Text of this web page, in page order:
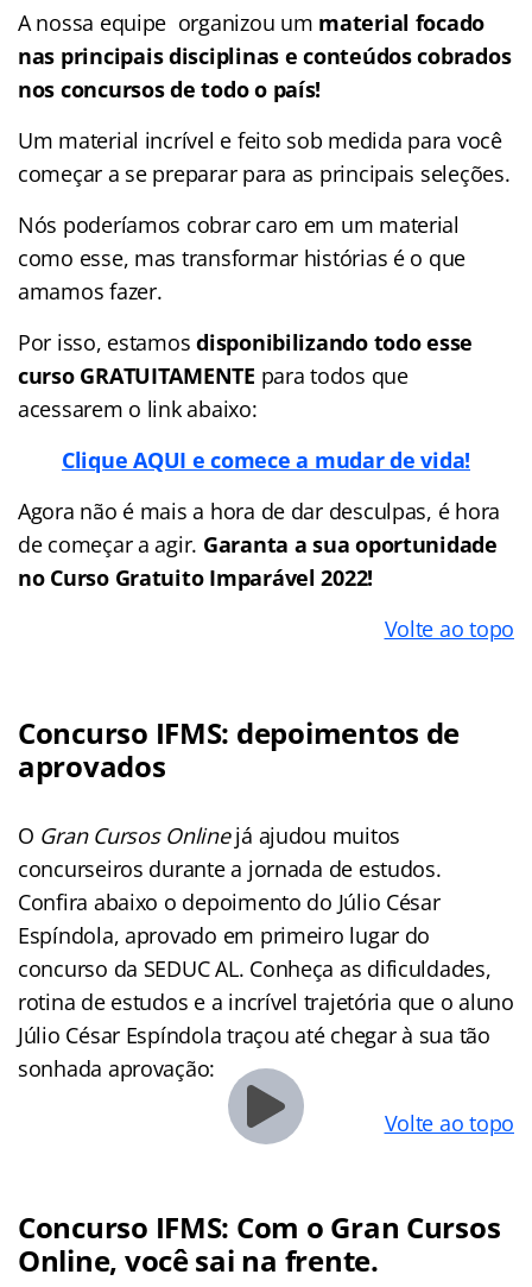
A nossa equipe organizou um material focado
nas principais disciplinas e conteúdos cobrados
nos concursos de todo o país!
Um material incrível e feito sob medida para você
começar a se preparar para as principais seleções.
Nós poderíamos cobrar caro em um material
como esse, mas transformar histórias é o que
amamos fazer.
Por isso, estamos disponibilizando todo esse
curso GRATUITAMENTE para todos que
acessarem o link abaixo:
Clique AQUI e comece a mudar de vida!
Agora não é mais a hora de dar desculpas, é hora
de começar a agir. Garanta a sua oportunidade
no Curso Gratuito Imparável 2022!
Volte ao topo
Concurso IFMS: depoimentos de
aprovados
O Gran Cursos Onlinejá ajudou muitos
concurseiros durante a jornada de estudos.
Confira abaixo o depoimento do Júlio César
Espíndola, aprovado em primeiro lugar do
concurso da SEDUC AL. Conheça as dificuldades,
rotina de estudos e a incrível trajetória que o aluno
Júlio César Espíndola traçou até chegar à sua tão
sonhada aprovação:
Volte ao topo
Concurso IFMS: Com o Gran Cursos
Online, você sai na frente.